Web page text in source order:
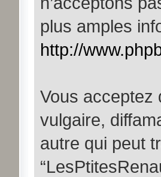
plus amples
http://
Vous acceptez
vulgaire,
autre qui peut